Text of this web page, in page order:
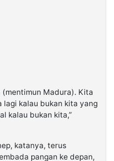
(mentimun Madura). Kita
lagi kalau bukan kita yang
kalau bukan kita,”
katanya, terus
pangan ke depan,